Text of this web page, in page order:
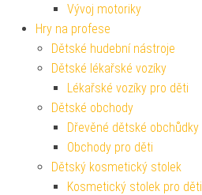
Vývoj motoriky
Hry na profese
Dětské hudební nástroje
Dětské lékařské vozíky
Lékařské vozíky pro děti
Dětské obchody
Dřevěné dětské obchůdky
Obchody pro děti
Dětský kosmetický stolek
Kosmetický stolek pro děti